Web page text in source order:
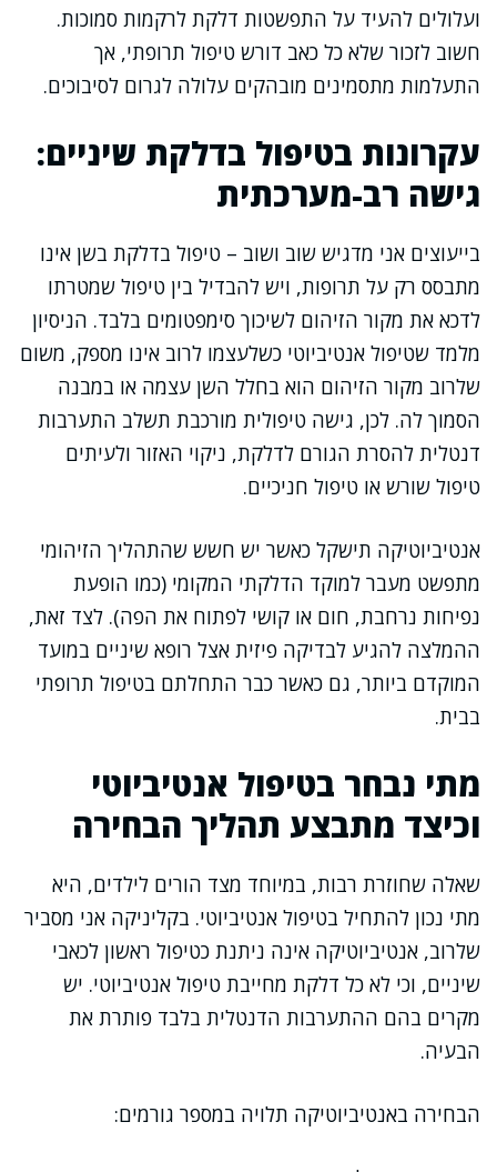
ועלולים להעיד על התפשטות דלקת לרקמות סמוכות.
חשוב לזכור שלא כל כאב דורש טיפול תרופתי, אך
התעלמות מתסמינים מובהקים עלולה לגרום לסיבוכים.
עקרונות בטיפול בדלקת שיניים:
גישה רב-מערכתית
בייעוצים אני מדגיש שוב ושוב – טיפול בדלקת בשן אינו
מתבסס רק על תרופות, ויש להבדיל בין טיפול שמטרתו
לדכא את מקור הזיהום לשיכוך סימפטומים בלבד. הניסיון
מלמד שטיפול אנטיביוטי כשלעצמו לרוב אינו מספק, משום
שלרוב מקור הזיהום הוא בחלל השן עצמה או במבנה
הסמוך לה. לכן, גישה טיפולית מורכבת תשלב התערבות
דנטלית להסרת הגורם לדלקת, ניקוי האזור ולעיתים
טיפול שורש או טיפול חניכיים.
אנטיביוטיקה תישקל כאשר יש חשש שהתהליך הזיהומי
מתפשט מעבר למוקד הדלקתי המקומי (כמו הופעת
נפיחות נרחבת, חום או קושי לפתוח את הפה). לצד זאת,
ההמלצה להגיע לבדיקה פיזית אצל רופא שיניים במועד
המוקדם ביותר, גם כאשר כבר התחלתם בטיפול תרופתי
בבית.
מתי נבחר בטיפול אנטיביוטי
וכיצד מתבצע תהליך הבחירה
שאלה שחוזרת רבות, במיוחד מצד הורים לילדים, היא
מתי נכון להתחיל בטיפול אנטיביוטי. בקליניקה אני מסביר
שלרוב, אנטיביוטיקה אינה ניתנת כטיפול ראשון לכאבי
שיניים, וכי לא כל דלקת מחייבת טיפול אנטיביוטי. יש
מקרים בהם ההתערבות הדנטלית בלבד פותרת את
הבעיה.
הבחירה באנטיביוטיקה תלויה במספר גורמים: